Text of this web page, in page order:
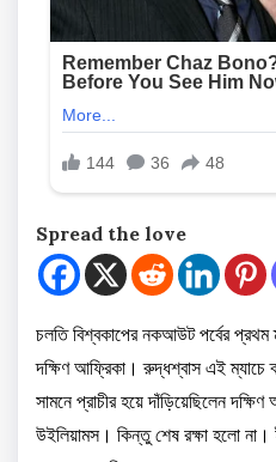
Spread the love
চলতি বিশ্বকাপের নকআউট পর্বের প্রথম
দক্ষিণ আফ্রিকা। রুদ্ধশ্বাস এই ম্যাচে
সামনে প্রাচীর হয়ে দাঁড়িয়েছিলেন
উইলিয়ামস। কিন্তু শেষ রক্ষা হলো